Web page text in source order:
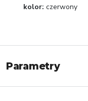
kolor: czerwony
Parametry